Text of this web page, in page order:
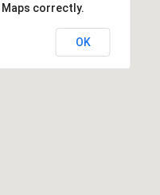
Maps correctly.
OK